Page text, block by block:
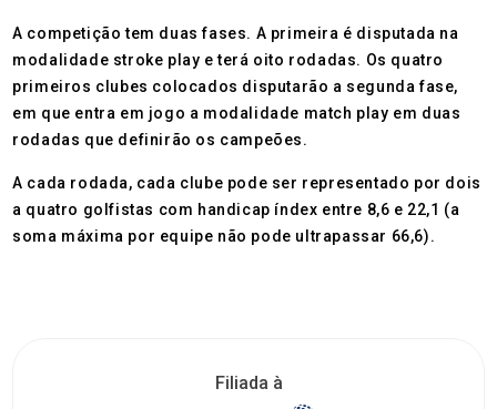
A competição tem duas fases. A primeira é disputada na
modalidade stroke play e terá oito rodadas. Os quatro
primeiros clubes colocados disputarão a segunda fase,
em que entra em jogo a modalidade match play em duas
rodadas que definirão os campeões.
A cada rodada, cada clube pode ser representado por dois
a quatro golfistas com handicap índex entre 8,6 e 22,1 (a
soma máxima por equipe não pode ultrapassar 66,6).
Filiada à